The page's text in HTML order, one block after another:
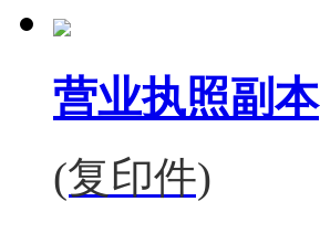
营业执照副本
(复印件)